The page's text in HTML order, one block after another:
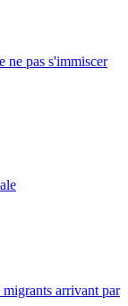
ne pas s'immiscer
arrivant par